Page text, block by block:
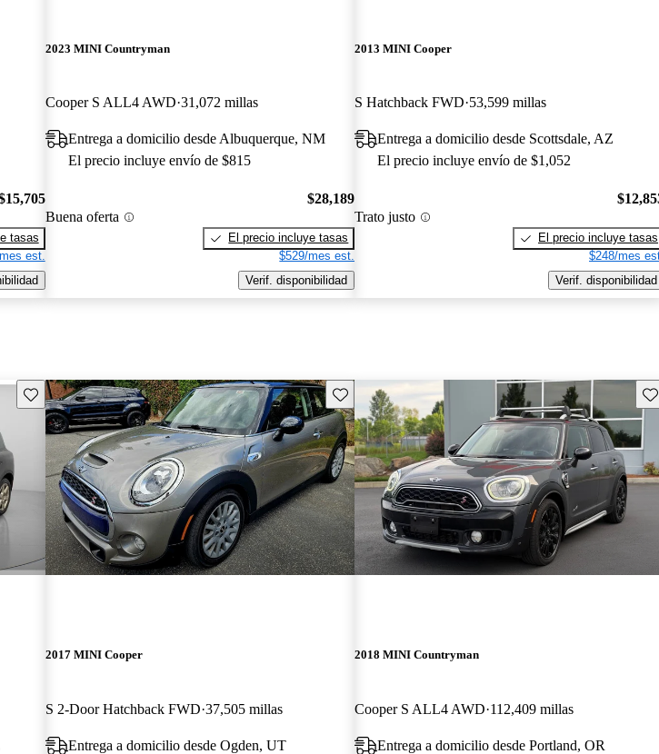
tasas
est.
2023 MINI Countryman
Cooper S ALL4 AWD 31,072 millas
Entrega a domicilio desde Albuquerque, NM
El precio incluye envío de $815
Buena oferta
$28,189
El precio incluye tasas
$529/mes est.
Verif. disponibilidad
2013 MINI Cooper
S Hatchback FWD 53,599 millas
Entrega a domicilio desde Scottsdale, AZ
El precio incluye envío de $1,052
Trato justo
El precio incluye tasas
$248/mes
Verif. disponibilidad
Guarda este Aviso Guarda este Aviso
2017 MINI Cooper
S 2-Door Hatchback FWD 37,505 millas
Entrega a domicilio desde Ogden, UT
2018 MINI Countryman
Cooper S ALL4 AWD 112,409 millas
Entrega a domicilio desde Portland, OR